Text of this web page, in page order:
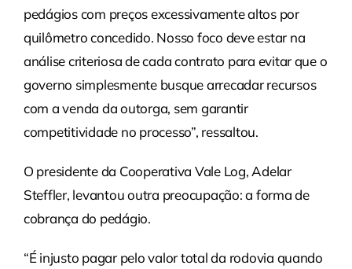
pedágios com preços excessivamente altos por
quilômetro concedido. Nosso foco deve estar na
análise criteriosa de cada contrato para evitar que o
governo simplesmente busque arrecadar recursos
com a venda da outorga, sem garantir
competitividade no processo”, ressaltou.
O presidente da Cooperativa Vale Log, Adelar
Steffler, levantou outra preocupação: a forma de
cobrança do pedágio.
“É injusto pagar pelo valor total da rodovia quando